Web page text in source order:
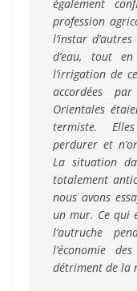
également
profession
l’instar
d’eau, tout
l’irrigation de
accordées
Orientales
termiste.
perdurer et
La situation
totalement
nous avons
un mur. Ce qui
l’autruche
l’économie
détriment de la